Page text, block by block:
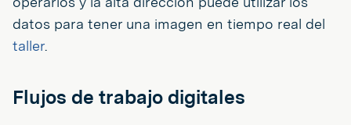
datos para tener una imagen en tiempo real del
taller.
Flujos de trabajo digitales